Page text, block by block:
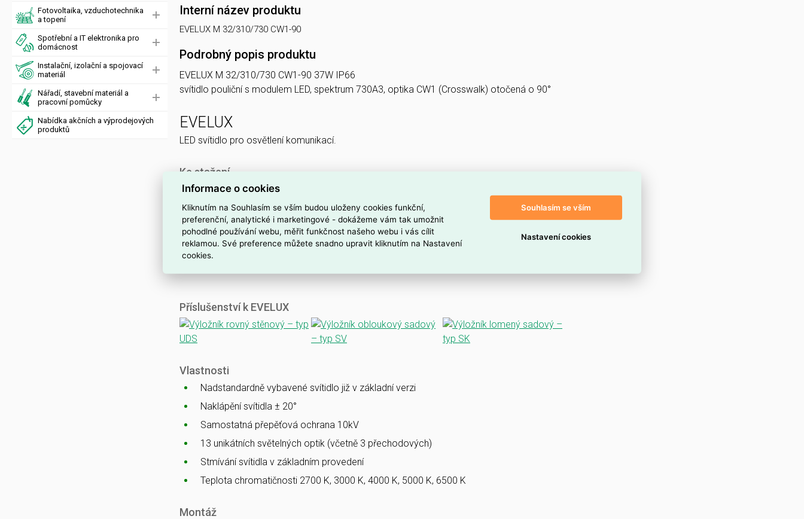
Fotovoltaika, vzduchotechnika
a topení
Spotřební a IT elektronika pro
domácnost
Instalační, izolační a spojovací
materiál
Nářadí, stavební materiál a
pracovní pomůcky
Nabídka akčních a výprodejových
produktů
Interní název produktu
EVELUX M 32/310/730 CW1-90
Podrobný popis produktu
EVELUX M 32/310/730 CW1-90 37W IP66
svítidlo pouliční s modulem LED, spektrum 730A3, optika CW1 (Crosswalk) otočená o 90°
EVELUX
LED svítidlo pro osvětlení komunikací.
Ke stažení
Katalogový list
CE
ENEC
CB
EMC
Ballproof
Příslušenství k EVELUX
Vlastnosti
Nadstandardně vybavené svítidlo již v základní verzi
Naklápění svítidla ± 20°
Samostatná přepěťová ochrana 10kV
13 unikátních světelných optik (včetně 3 přechodových)
Stmívání svítidla v základním provedení
Teplota chromatičnosti 2700 K, 3000 K, 4000 K, 5000 K, 6500 K
Montáž
Informace o cookies
Kliknutím na Souhlasím se vším budou uloženy cookies funkční,
preferenční, analytické i marketingové - dokážeme vám tak umožnit
pohodlné používání webu, měřit funkčnost našeho webu i vás cílit
reklamou. Své preference můžete snadno upravit kliknutím na Nastavení
cookies.
Souhlasím se vším
Nastavení cookies